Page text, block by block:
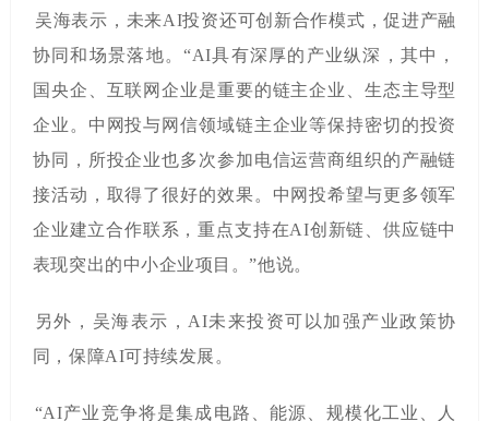
吴海表示，未来AI投资还可创新合作模式，促进产融
协同和场景落地。“AI具有深厚的产业纵深，其中，
国央企、互联网企业是重要的链主企业、生态主导型
企业。中网投与网信领域链主企业等保持密切的投资
协同，所投企业也多次参加电信运营商组织的产融链
接活动，取得了很好的效果。中网投希望与更多领军
企业建立合作联系，重点支持在AI创新链、供应链中
表现突出的中小企业项目。”他说。
另外，吴海表示， AI未来投资可以加强产业政策协
同，保障AI可持续发展。
“AI产业竞争将是集成电路、能源、规模化工业、人